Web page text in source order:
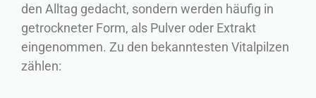
den Alltag gedacht, sondern werden häufig in
getrockneter Form, als Pulver oder Extrakt
eingenommen. Zu den bekanntesten Vitalpilzen
zählen: